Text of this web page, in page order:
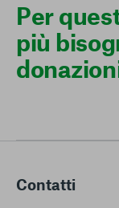
Per
più
Contatti